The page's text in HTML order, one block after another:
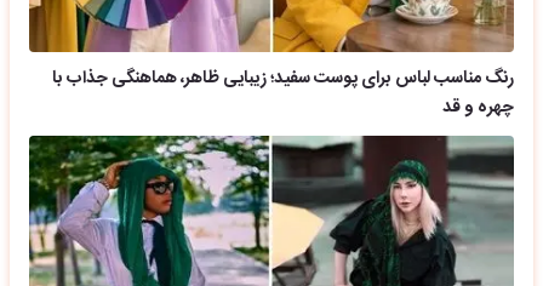
رنگ مناسب لباس برای پوست سفید؛ زیبایی ظاهر، هماهنگی جذاب با
چهره و قد